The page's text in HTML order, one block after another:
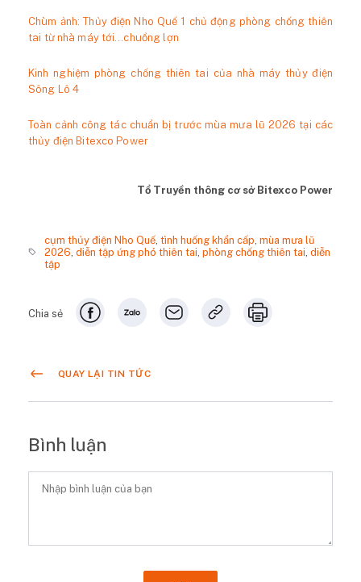
Chùm ảnh: Thủy điện Nho Quế 1 chủ động phòng chống thiên
tai từ nhà máy tới…chuồng lợn
Kinh nghiệm phòng chống thiên tai của nhà máy thủy điện
Sông Lô 4
Toàn cảnh công tác chuẩn bị trước mùa mưa lũ 2026 tại các
thủy điện Bitexco Power
Tổ Truyền thông cơ sở Bitexco Power
cụm thủy điện Nho Quế, tình huống khẩn cấp mùa mưa lũ
2026 diễn tập ứng phó thiên tai phòng chống thiên tai diễn
tập
Chia sẻ
QUAY LẠI TIN TỨC
Bình luận